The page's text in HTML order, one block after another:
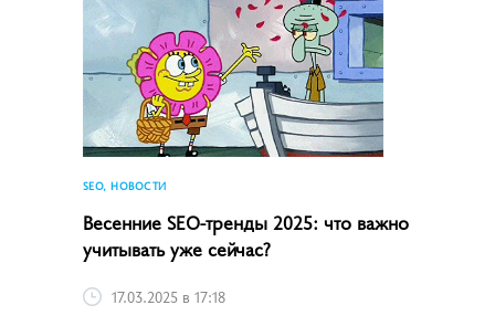
SEO, НОВОСТИ
Весенние SEO-тренды 2025: что важно
учитывать уже сейчас?
17.03.2025 в 17:18